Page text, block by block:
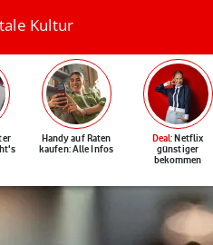
Kultur
Handy auf Raten
kaufen: Alle Infos
Deal: Netflix
günstiger
bekommen